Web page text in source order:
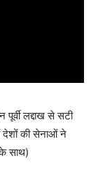
लद्दाख से सटी
देशों की सेनाओं ने
साथ)